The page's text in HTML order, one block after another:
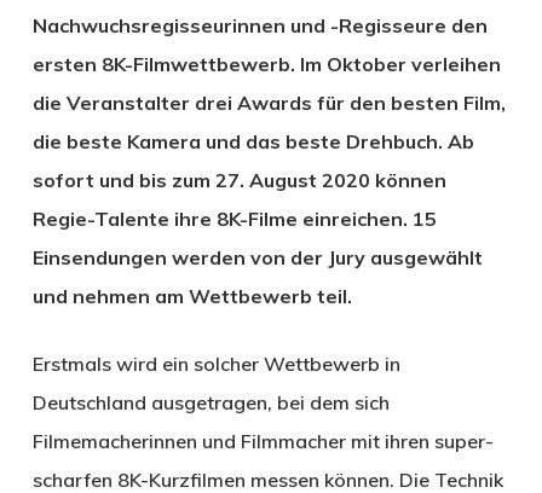
Nachwuchsregisseurinnen und -Regisseure den
ersten 8K-Filmwettbewerb. Im Oktober verleihen
die Veranstalter drei Awards für den besten Film,
die beste Kamera und das beste Drehbuch. Ab
sofort und bis zum 27. August 2020 können
Regie-Talente ihre 8K-Filme einreichen. 15
Einsendungen werden von der Jury ausgewählt
und nehmen am Wettbewerb teil.
Erstmals wird ein solcher Wettbewerb in
Deutschland ausgetragen, bei dem sich
Filmemacherinnen und Filmmacher mit ihren super-
scharfen 8K-Kurzfilmen messen können. Die Technik